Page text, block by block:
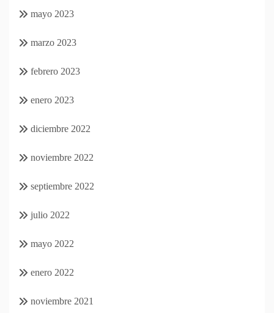
mayo 2023
marzo 2023
febrero 2023
enero 2023
diciembre 2022
noviembre 2022
septiembre 2022
julio 2022
mayo 2022
enero 2022
noviembre 2021